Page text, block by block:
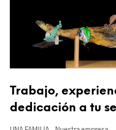
Trabajo,
dedicación a tu